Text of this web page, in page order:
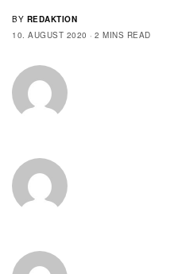
BY REDAKTION
10. AUGUST 2020
2 MINS READ